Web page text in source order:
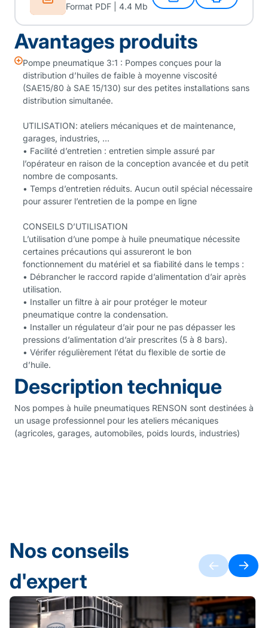
Format PDF | 4.4 Mb
Avantages produits
Pompe pneumatique 3:1 : Pompes conçues pour la
distribution d’huiles de faible à moyenne viscosité
(SAE15/80 à SAE 15/130) sur des petites installations sans
distribution simultanée.
UTILISATION: ateliers mécaniques et de maintenance,
garages, industries, …
• Facilité d’entretien : entretien simple assuré par
l’opérateur en raison de la conception avancée et du petit
nombre de composants.
• Temps d’entretien réduits. Aucun outil spécial nécessaire
pour assurer l’entretien de la pompe en ligne
CONSEILS D’UTILISATION
L’utilisation d’une pompe à huile pneumatique nécessite
certaines précautions qui assureront le bon
fonctionnement du matériel et sa fiabilité dans le temps :
• Débrancher le raccord rapide d’alimentation d’air après
utilisation.
• Installer un filtre à air pour protéger le moteur
pneumatique contre la condensation.
• Installer un régulateur d’air pour ne pas dépasser les
pressions d’alimentation d’air prescrites (5 à 8 bars).
• Vérifer régulièrement l’état du flexible de sortie de
d’huile.
Description technique
Nos pompes à huile pneumatiques RENSON sont destinées à
un usage professionnel pour les ateliers mécaniques
(agricoles, garages, automobiles, poids lourds, industries)
Nos conseils
d'expert